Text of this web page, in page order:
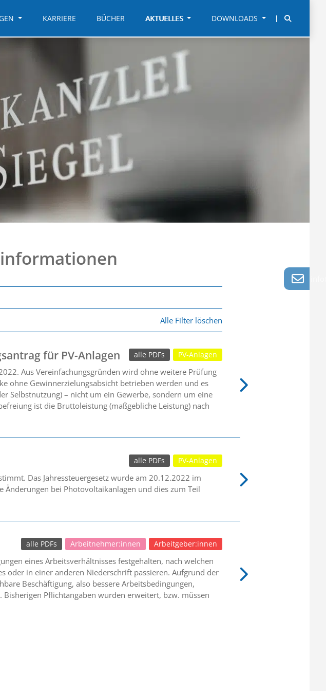
KARRIERE BÜCHER AKTUELLES DOWNLOADS
Alle Filter löschen
für PV-Anlagen PV-Anlagen
alle PDFs
Aus Vereinfachungsgründen wird ohne weitere Prüfung
ohne Gewinnerzielungsabsicht betrieben werden und es
Selbstnutzung) – nicht um ein Gewerbe, sondern um eine
ist die Bruttoleistung (maßgebliche Leistung) nach
PV-Anlagen
alle PDFs
Das Jahressteuergesetz wurde am 20.12.2022 im
Änderungen bei Photovoltaikanlagen und dies zum Teil
Arbeitgeber:innen
Arbeitnehmer:innen
alle PDFs
eines Arbeitsverhältnisses festgehalten, nach welchen
oder in einer anderen Niederschrift passieren. Aufgrund der
Beschäftigung, also bessere Arbeitsbedingungen,
Pflichtangaben wurden erweitert, bzw. müssen